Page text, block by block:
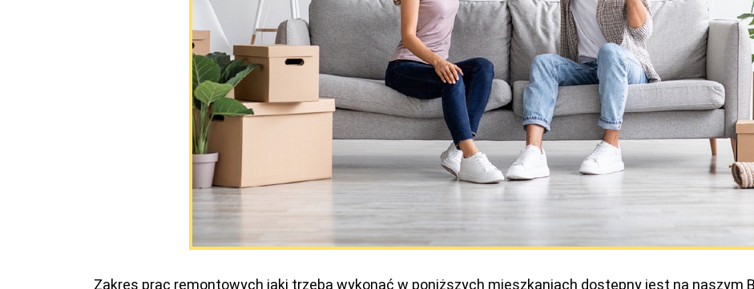
Zakres prac remontowych jaki trzeba wykonać w poniższych mieszkaniach dostępny jest na naszym